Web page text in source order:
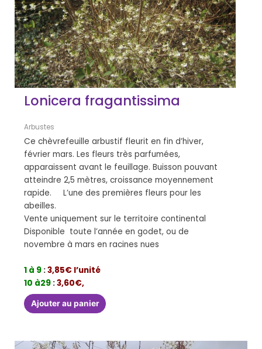
Lonicera fragantissima
Arbustes
Ce chèvrefeuille arbustif fleurit en fin d’hiver,
février mars. Les fleurs très parfumées,
apparaissent avant le feuillage. Buisson pouvant
atteindre 2,5 mètres, croissance moyennement
rapide. L’une des premières fleurs pour les
abeilles.
Vente uniquement sur le territoire continental
Disponible toute l’année en godet, ou de
novembre à mars en racines nues
1 à 9 :3,85€ l’unité
10 à29 :3,60€,
Ajouter au panier